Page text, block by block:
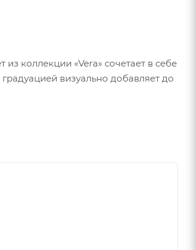
коллекции «Vera» сочетает в себе
визуально добавляет до